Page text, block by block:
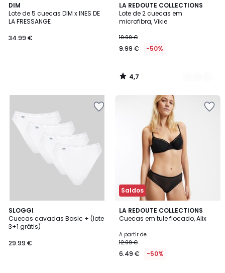
DIM
Lote de 5 cuecas DIM x INES DE
LA FRESSANGE
34.99 €
LA REDOUTE COLLECTIONS
Lote de 2 cuecas em
microfibra, Vikie
19.99 €
9.99 € -50%
4,7
/ 5
3
Cores
4,7
/
SLOGGI
Cuecas cavadas Basic + (lote
3+1 grátis)
29.99 €
4,7
/ 5
2
Cores
Saldos
LA REDOUTE COLLECTIONS
Cuecas em tule flocado, Alix
A partir de
12.99 €
6.49 € -50%
4,8
/ 5
4
Cores